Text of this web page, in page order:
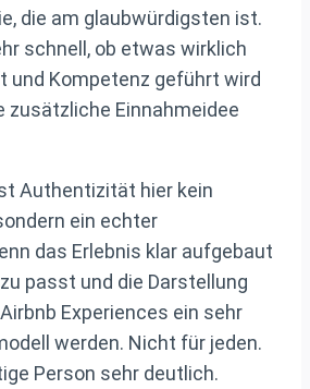
die am glaubwürdigsten ist.
schnell, ob etwas wirklich
und Kompetenz geführt wird
zusätzliche Einnahmeidee
Authentizität hier kein
ein echter
das Erlebnis klar aufgebaut
passt und die Darstellung
Experiences ein sehr
werden. Nicht für jeden.
Person sehr deutlich.